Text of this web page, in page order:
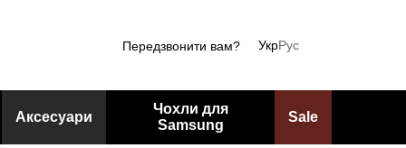
Передзвонити вам? УкрРус
Аксесуари
Чохли для
Samsung
Sale